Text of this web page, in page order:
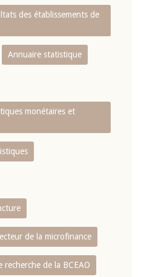
des établissements de
Annuaire statistique
monétaires et
de la microfinance
recherche de la BCEAO